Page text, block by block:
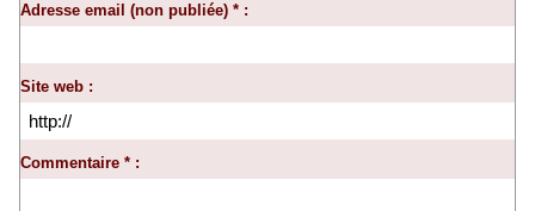
Adresse email (non publiée) * :
Site web :
Commentaire * :